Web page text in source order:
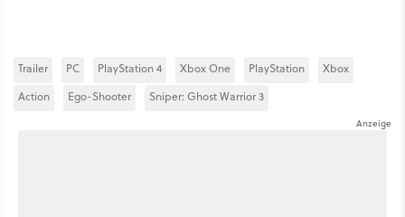
Trailer PC PlayStation 4 Xbox One PlayStation
Xbox
Action
Ego-Shooter Sniper: Ghost Warrior 3